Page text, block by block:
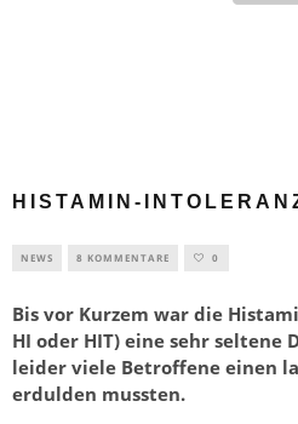
HISTAMIN-
NEWS 8 KOMMENTARE 0
Bis vor Kurzem war die
HI oder HIT) eine sehr seltene
leider viele Betroffene einen
erdulden mussten.